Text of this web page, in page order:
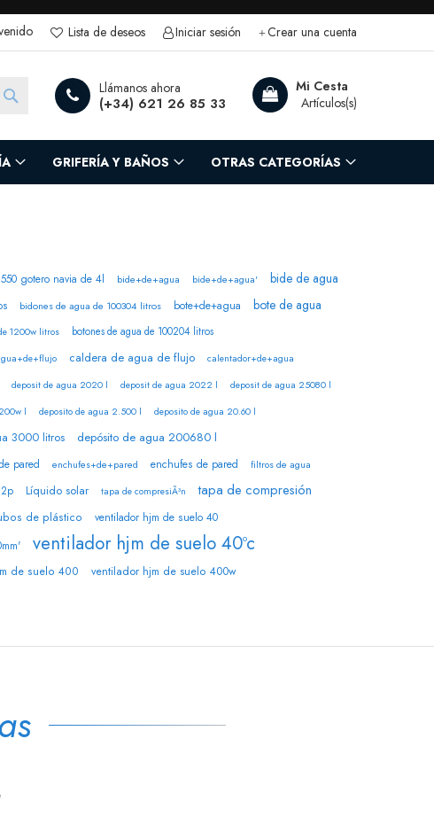
Lista de deseos Iniciar sesión Crear una cuenta
Mi Cesta
Llámanos ahora
(+34) 621 26 85 33
Search
GRIFERÍA Y BAÑOS OTRAS CATEGORÍAS
550 gotero navia de 4l bide+de+agua bide+de+agua' bide de agua
bidones de agua de 100304 litros bote+de+agua bote de agua
1200w litros
botones de agua de 100204 litros
caldera de agua de flujo calentador+de+agua
deposit de agua 2020 l deposit de agua 2022 l
deposit de agua 25080 l
l deposito de agua 2.500 l
deposito de agua 20.60 l
3000 litros
depósito de agua 200680 l
pared enchufes+de+pared enchufes de pared filtros de agua
Líquido solar tapa de compresiÃ³n tapa de compresión
de plástico ventilador hjm de suelo 40
ventilador hjm de suelo 40ºc
de suelo 400
ventilador hjm de suelo 400w